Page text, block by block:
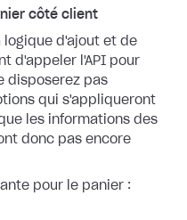
côté client
d'ajout et de
d'appeler l'API pour
disposerez pas
qui s'appliqueront
les informations des
donc pas encore
pour le panier :